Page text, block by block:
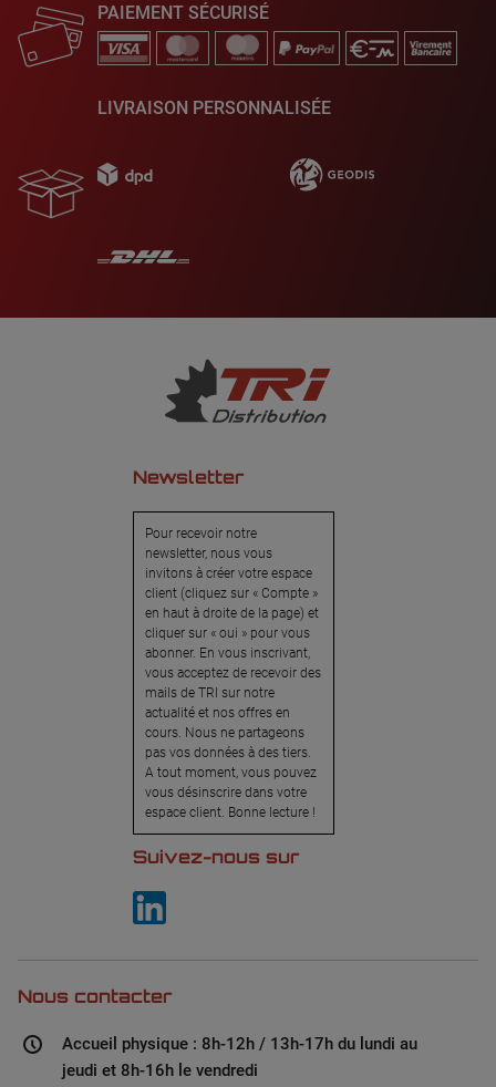
PAIEMENT SÉCURISÉ
LIVRAISON PERSONNALISÉE
Newsletter
Pour recevoir notre
newsletter, nous vous
invitons à créer votre espace
client (cliquez sur « Compte »
en haut à droite de la page) et
cliquer sur « oui » pour vous
abonner. En vous inscrivant,
vous acceptez de recevoir des
mails de TRI sur notre
actualité et nos offres en
cours. Nous ne partageons
pas vos données à des tiers.
A tout moment, vous pouvez
vous désinscrire dans votre
espace client. Bonne lecture !
Suivez-nous sur
Nous contacter
Accueil physique : 8h-12h / 13h-17h du lundi au
jeudi et 8h-16h le vendredi